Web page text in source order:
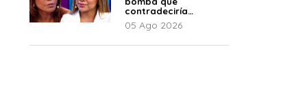
contradeciría
comunicado de La
Bella Luz: “Hay un
05 Ago 2026